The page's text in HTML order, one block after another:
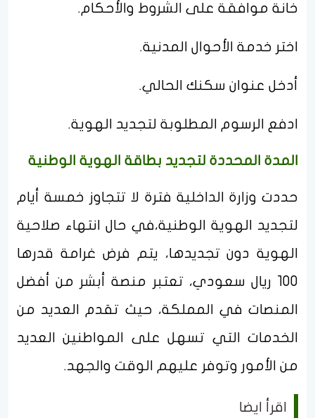
خانة موافقة على الشروط والأحكام.
اختر خدمة الأحوال المدنية.
أدخل عنوان سكنك الحالي.
ادفع الرسوم المطلوبة لتجديد الهوية.
المدة المحددة لتجديد بطاقة الهوية الوطنية
حددت وزارة الداخلية فترة لا تتجاوز خمسة أيام
لتجديد الهوية الوطنية،في حال انتهاء صلاحية
الهوية دون تجديدها، يتم فرض غرامة قدرها
100 ريال سعودي، تعتبر منصة أبشر من أفضل
المنصات في المملكة، حيث تقدم العديد من
الخدمات التي تسهل على المواطنين العديد
من الأمور وتوفر عليهم الوقت والجهد.
اقرأ ايضا